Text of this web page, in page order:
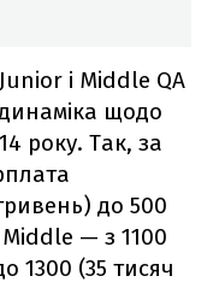
і Middle QA
щодо
року. Так, за
до 500
— з 1100
1300 (35 тисяч